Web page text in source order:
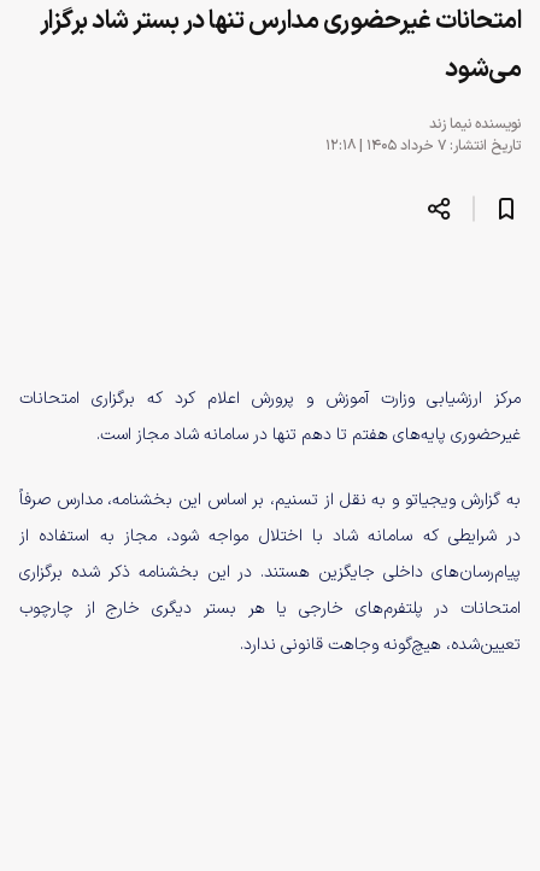
امتحانات غیرحضوری مدارس تنها در بستر شاد برگزار
می‌شود
نویسندهنیما زند
تاریخ انتشار: ۷ خرداد ۱۴۰۵ | ۱۲:۱۸
مرکز ارزشیابی وزارت آموزش و پرورش اعلام کرد که برگزاری امتحانات
غیرحضوری پایه‌های هفتم تا دهم تنها در سامانه شاد مجاز است.
به گزارش ویجیاتو و به نقل از تسنیم، بر اساس این بخشنامه، مدارس صرفاً
در شرایطی که سامانه شاد با اختلال مواجه شود، مجاز به استفاده از
پیام‌رسان‌های داخلی جایگزین هستند. در این بخشنامه ذکر شده برگزاری
امتحانات در پلتفرم‌های خارجی یا هر بستر دیگری خارج از چارچوب
تعیین‌شده، هیچ‌گونه وجاهت قانونی ندارد.